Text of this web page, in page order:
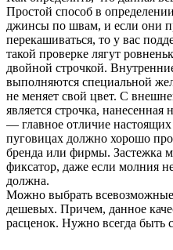
Простой способ в
джинсы по швам, и если они
перекашиваться, то у вас
такой проверке лягут
двойной строчкой.
выполняются специальной
не меняет свой цвет. С
является строчка,
— главное отличие
пуговицах должно хорошо
бренда или фирмы. Застежка
фиксатор, даже если молния
должна.
Можно выбрать
дешевых. Причем, данное
расценок. Нужно всегда быть